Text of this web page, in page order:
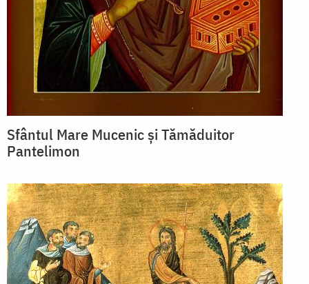
Sfântul Mare Mucenic și Tămăduitor
Pantelimon